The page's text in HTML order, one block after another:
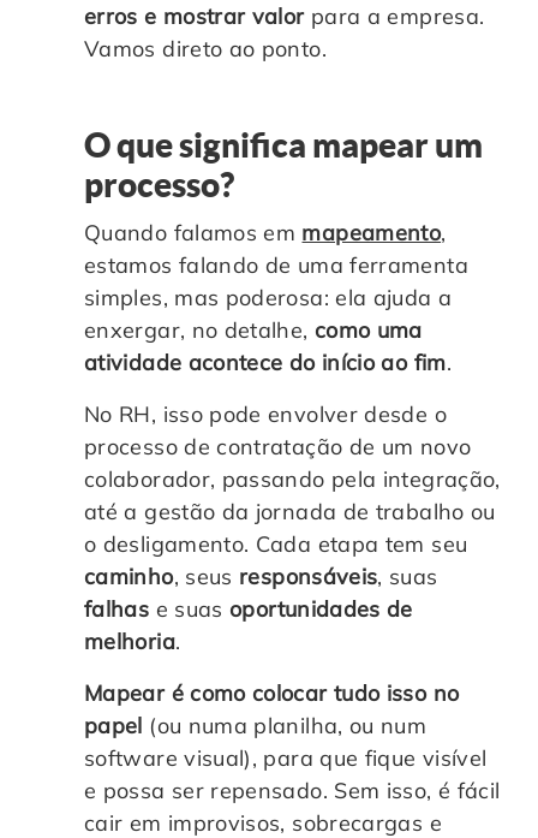
Consultoria Documental
erros e mostrar valorpara a empresa.
Vamos direto ao ponto.
O que significa mapear um
processo?
Quando falamos em mapeamento,
estamos falando de uma ferramenta
simples, mas poderosa: ela ajuda a
enxergar, no detalhe, como uma
atividade acontece do início ao fim.
No RH, isso pode envolver desde o
processo de contratação de um novo
colaborador, passando pela integração,
até a gestão da jornada de trabalho ou
o desligamento. Cada etapa tem seu
caminho, seus responsáveis, suas
falhas e suas oportunidades de
melhoria.
Mapear é como colocar tudo isso no
papel (ou numa planilha, ou num
software visual), para que fique visível
e possa ser repensado. Sem isso, é fácil
cair em improvisos, sobrecargas e